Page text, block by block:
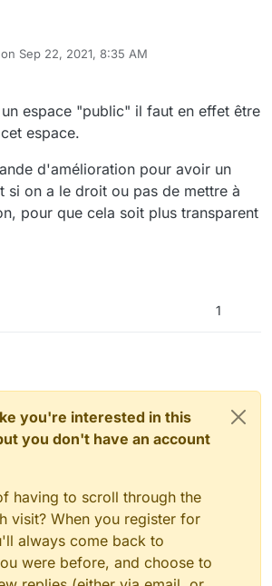
un user a accès uniquement à
d'origine et non à l'espace où se
publier à nouveau ce document qui écrase
précédente malgré le fait qu'elle n'a pas
de cette publication et la publication
: un de nos utilisateurs a testé et
La publication ne s'est pas mise
De notre côté, un utilisateur ne
un document quand il n'a pas les
où se trouve la publication. Nous
simplement informer l'utilisateur que sa
ne fonctionnera pas s'il n'a pas les droits
où se trouve la publication.
Candice Côte.
Sep 22, 2021, 8:35 AM
by
espace "public" il faut en effet être
espace.
d'amélioration pour avoir un
si on a le droit ou pas de mettre à
pour que cela soit plus transparent
1
you're interested in this
you don't have an account
having to scroll through the
visit? When you register for
always come back to
were before, and choose to